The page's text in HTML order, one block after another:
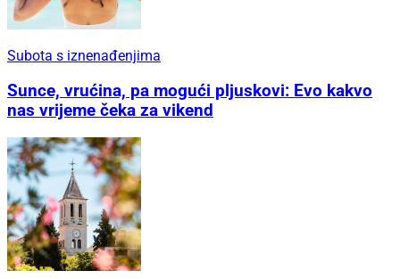
Subota s iznenađenjima
Sunce, vrućina, pa mogući pljuskovi: Evo kakvo
nas vrijeme čeka za vikend